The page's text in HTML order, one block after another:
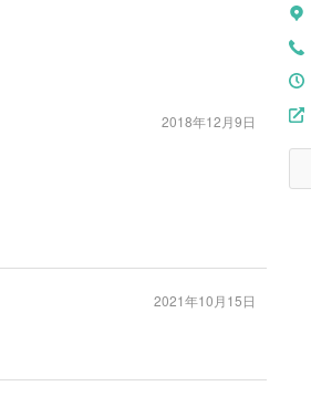
2018年12月9日
2021年10月15日